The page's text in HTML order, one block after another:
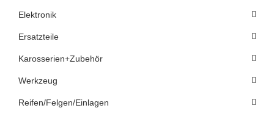
Elektronik
Ersatzteile
Karosserien+Zubehör
Werkzeug
Reifen/Felgen/Einlagen